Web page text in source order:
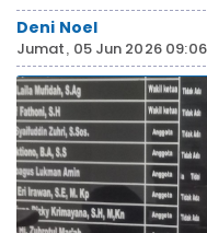
Deni Noel
Jumat, 05 Jun 2026